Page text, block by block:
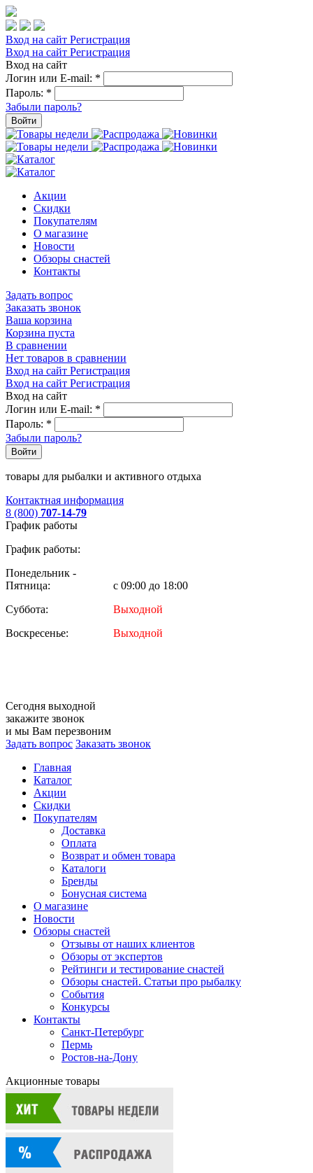
Вход на сайт Регистрация
Вход на сайт Регистрация
Вход на сайт
Логин или E-mail: *
Пароль: *
Забыли пароль?
Войти
Акции
Скидки
Покупателям
О магазине
Новости
Обзоры снастей
Контакты
Задать вопрос
Заказать звонок
Ваша корзина
Корзина пуста
В сравнении
Нет товаров в сравнении
Вход на сайт Регистрация
Вход на сайт Регистрация
Вход на сайт
Логин или E-mail: *
Пароль: *
Забыли пароль?
Войти
товары для рыбалки и активного отдыха
Контактная информация
8 (800) 707-14-79
График работы
График работы:
Понедельник -
Пятница:
с 09:00 до 18:00
Суббота:
Выходной
Воскресенье:
Выходной
Сегодня выходной
закажите звонок
и мы Вам перезвоним
Задать вопрос Заказать звонок
Главная
Каталог
Акции
Скидки
Покупателям
Доставка
Оплата
Возврат и обмен товара
Каталоги
Бренды
Бонусная система
О магазине
Новости
Обзоры снастей
Отзывы от наших клиентов
Обзоры от экспертов
Рейтинги и тестирование снастей
Обзоры снастей. Статьи про рыбалку
События
Конкурсы
Контакты
Санкт-Петербург
Пермь
Ростов-на-Дону
Акционные товары